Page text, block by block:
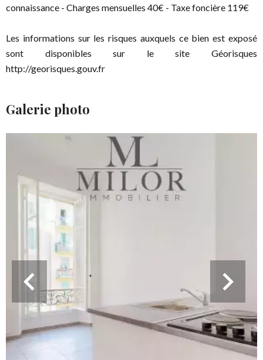
connaissance - Charges mensuelles 40€ - Taxe foncière 119€
Les informations sur les risques auxquels ce bien est exposé
sont disponibles sur le site Géorisques
http://georisques.gouv.fr
Galerie photo